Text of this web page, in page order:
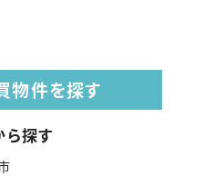
物件を探す
探す